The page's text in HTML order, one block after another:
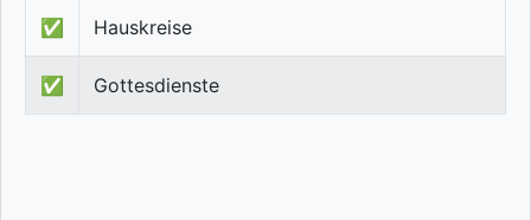
✅ Hauskreise
✅ Gottesdienste